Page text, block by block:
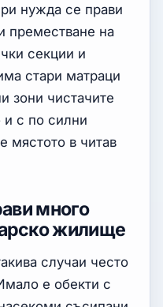
нужда се прави
преместване на
секции и
стари матраци
зони чистачите
и с по силни
мястото в читав
много
жилище
случаи често
е обекти с